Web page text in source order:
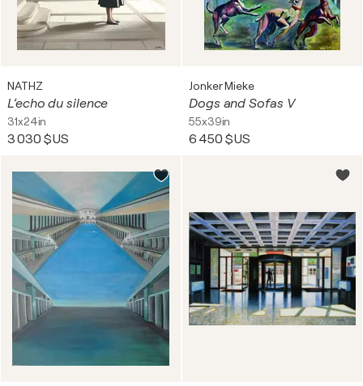
NATHZ
L’echo du silence
31x24in
3 030 $US
Jonker Mieke
Dogs and Sofas V
55x39in
6 450 $US